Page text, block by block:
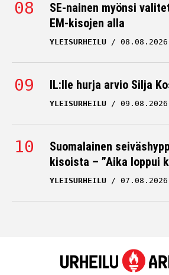
SE-nainen myönsi
EM-kisojen alla
YLEISURHEILU 08.08.2026
IL:lle hurja arvio Silja
YLEISURHEILU 09.08.2026
Suomalainen
kisoista – ”Aika loppui
YLEISURHEILU 07.08.2026